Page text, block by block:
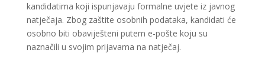
kandidatima koji ispunjavaju formalne uvjete iz javnog
natječaja. Zbog zaštite osobnih podataka, kandidati će
osobno biti obaviješteni putem e-pošte koju su
naznačili u svojim prijavama na natječaj.